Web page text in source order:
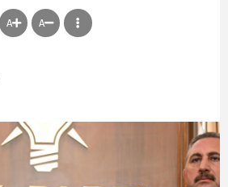
A A